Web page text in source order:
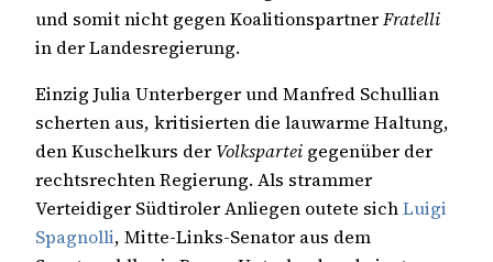
und somit nicht gegen KoalitionspartnerFratelli
in der Landesregierung.
Einzig Julia Unterberger und Manfred Schullian
scherten aus, kritisierten die lauwarme Haltung,
den Kuschelkurs der Volkspartei gegenüber der
rechtsrechten Regierung. Als strammer
Verteidiger Südtiroler Anliegen outete sichLuigi
Spagnolli, Mitte-Links-Senator aus dem